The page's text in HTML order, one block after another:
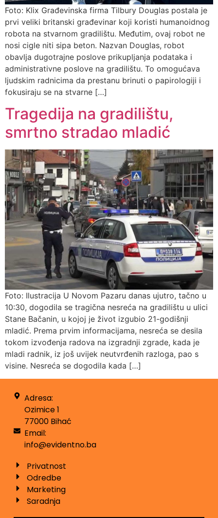
Foto: Klix Građevinska firma Tilbury Douglas postala je
prvi veliki britanski građevinar koji koristi humanoidnog
robota na stvarnom gradilištu. Međutim, ovaj robot ne
nosi cigle niti sipa beton. Nazvan Douglas, robot
obavlja dugotrajne poslove prikupljanja podataka i
administrativne poslove na gradilištu. To omogućava
ljudskim radnicima da prestanu brinuti o papirologiji i
fokusiraju se na stvarne […]
Tragedija na gradilištu,
smrtno stradao mladić
Foto: Ilustracija U Novom Pazaru danas ujutro, tačno u
10:30, dogodila se tragična nesreća na gradilištu u ulici
Stane Bačanin, u kojoj je život izgubio 21-godišnji
mladić. Prema prvim informacijama, nesreća se desila
tokom izvođenja radova na izgradnji zgrade, kada je
mladi radnik, iz još uvijek neutvrđenih razloga, pao s
visine. Nesreća se dogodila kada […]
Adresa:
Ozimice 1
77000 Bihać
Email:
info@evidentno.ba
Privatnost
Odredbe
Marketing
Saradnja